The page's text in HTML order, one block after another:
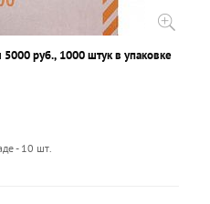
руб., 1000 штук в упаковке
- 10 шт.